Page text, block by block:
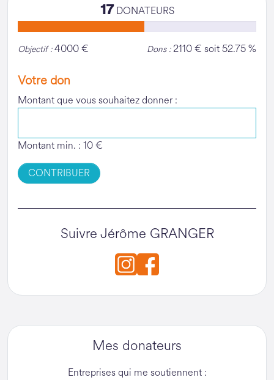
17DONATEURS
Objectif :4000 € Dons : 2110 € soit 52.75 %
Votre don
Montant que vous souhaitez donner :
Montant min. : 10 €
CONTRIBUER
Suivre Jérôme GRANGER
Mes donateurs
Entreprises qui me soutiennent :